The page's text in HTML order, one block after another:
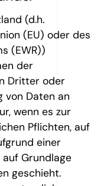
(d.h.
(EU) oder des
(EWR))
der
Dritter oder
von Daten an
wenn es zur
Pflichten, auf
einer
Grundlage
geschieht.